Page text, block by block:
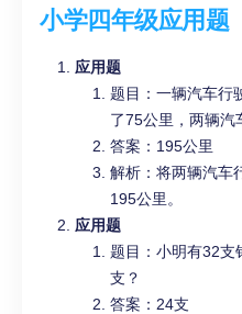
小学四年级应用题
应用题
题目：一辆汽车行
了75公里，两辆汽
答案：195公里
解析：将两辆汽车
195公里。
应用题
题目：小明有32支
支？
答案：24支